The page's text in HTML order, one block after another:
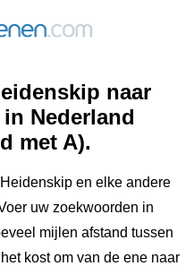
naar
Nederland
met A).
en elke andere
uw zoekwoorden in
mijlen afstand tussen
kost om van de ene naar